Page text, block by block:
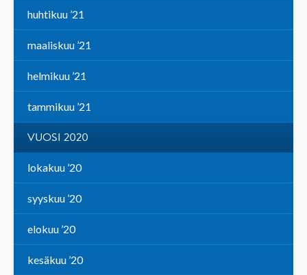
huhtikuu ’21
maaliskuu ’21
helmikuu ’21
tammikuu ’21
VUOSI 2020
lokakuu ’20
syyskuu ’20
elokuu ’20
kesäkuu ’20